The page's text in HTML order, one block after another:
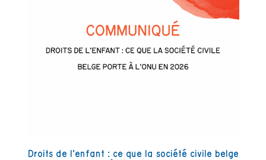
Droits de l’enfant : ce que la société civile belge